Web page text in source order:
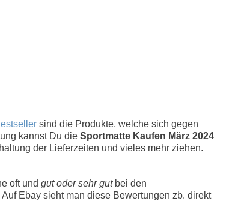
sind die Produkte, welche sich gegen
kannst Du die Sportmatte Kaufen März 2024
der Lieferzeiten und vieles mehr ziehen.
oft und gut oder sehr gutbei den
Ebay sieht man diese Bewertungen zb. direkt